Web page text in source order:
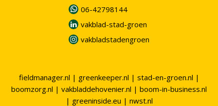
06-42798144
vakblad-stad-groen
vakbladstadengroen
fieldmanager.nl | greenkeeper.nl | stad-en-groen.nl |
boomzorg.nl | vakbladdehovenier.nl | boom-in-business.nl
| greeninside.eu | nwst.nl